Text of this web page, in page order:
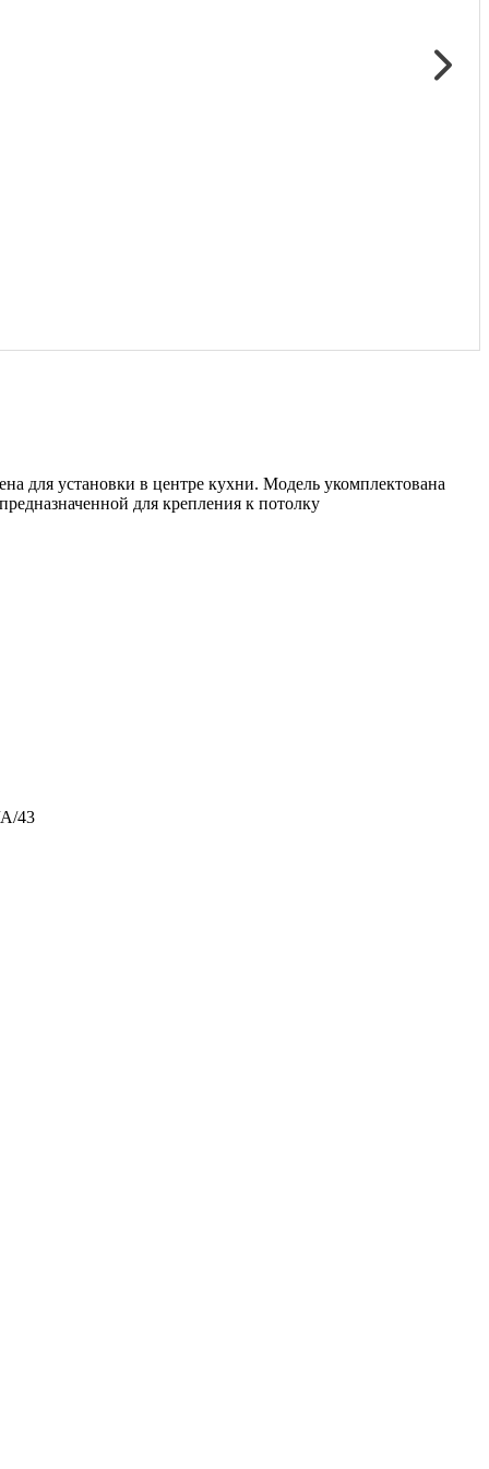
для установки в центре кухни. Модель укомплектована
для крепления к потолку
43